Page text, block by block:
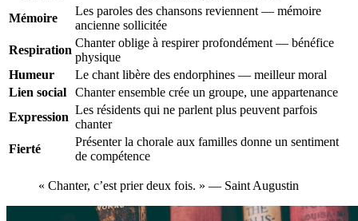
Mémoire
Les paroles des chansons reviennent — mémoire
ancienne sollicitée
Respiration
Chanter oblige à respirer profondément — bénéfice
physique
Humeur
Le chant libère des endorphines — meilleur moral
Lien social
Chanter ensemble crée un groupe, une appartenance
Expression
Les résidents qui ne parlent plus peuvent parfois
chanter
Fierté
Présenter la chorale aux familles donne un sentiment
de compétence
« Chanter, c’est prier deux fois. » — Saint Augustin